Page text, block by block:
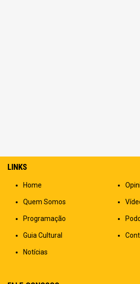
LINKS
Home
Quem Somos
Programação
Guia Cultural
Notícias